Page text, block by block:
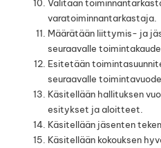
Valitaan
varatoiminnantarkastaja.
Määrätään liittymis- ja
seuraavalle
Esitetään
seuraavalle
Käsitellään hallituksen
esitykset ja aloitteet.
Käsitellään jäsenten
Käsitellään kokouksen